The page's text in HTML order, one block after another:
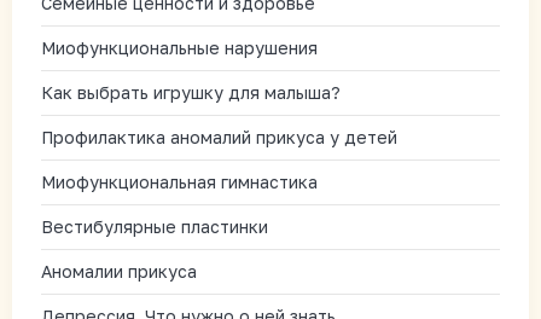
Миофункциональные нарушения
Как выбрать игрушку для малыша?
Профилактика аномалий прикуса у детей
Миофункциональная гимнастика
Вестибулярные пластинки
Аномалии прикуса